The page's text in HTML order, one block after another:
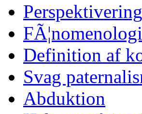
Definition af
Svag
Abduktion